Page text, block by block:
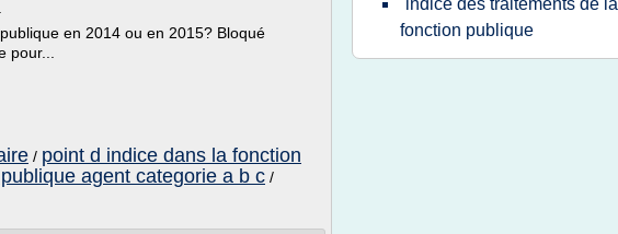
en 2014 ou en 2015? Bloqué
/ point d indice dans la fonction
agent categorie a b c /
indice des traitements de la
fonction publique